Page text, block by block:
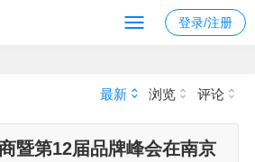
登录/注册
最新 浏览 评论
暨第12届品牌峰会在南京